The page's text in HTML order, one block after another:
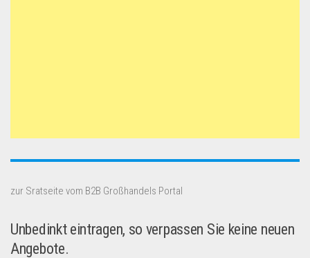
zur Sratseite vom B2B Großhandels Portal
Unbedinkt eintragen, so verpassen Sie keine neuen
Angebote.